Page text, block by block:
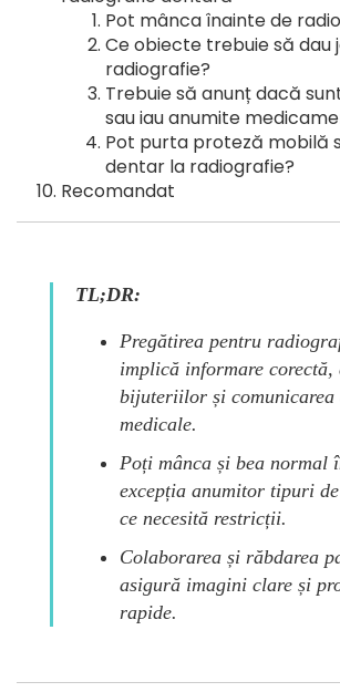
Pot mânca înainte de
Ce obiecte trebuie să dau
radiografie?
Trebuie să anunț dacă
sau iau anumite
Pot purta proteză mobilă
dentar la radiografie?
Recomandat
TL;DR:
Pregătirea pentru
implică informare corectă,
bijuteriilor și
medicale.
Poți mânca și bea normal
excepția anumitor tipuri
ce necesită restricții.
Colaborarea și răbdarea
asigură imagini clare și
rapide.